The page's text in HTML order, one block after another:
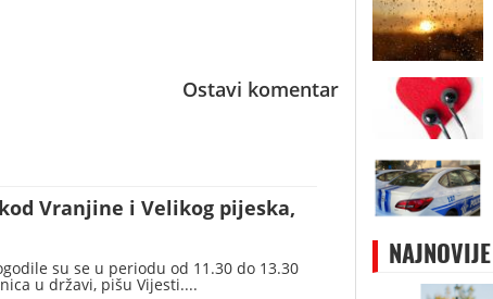
Ostavi komentar
Vranjine i Velikog pijeska,
su se u periodu od 11.30 do 13.30
u državi, pišu Vijesti.
NAJNOVIJE